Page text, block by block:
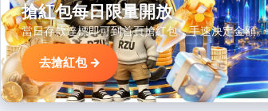
搶紅包每日限量開放
當日存款達標即可到首頁搶紅包，手速決定金額。
去搶紅包 →